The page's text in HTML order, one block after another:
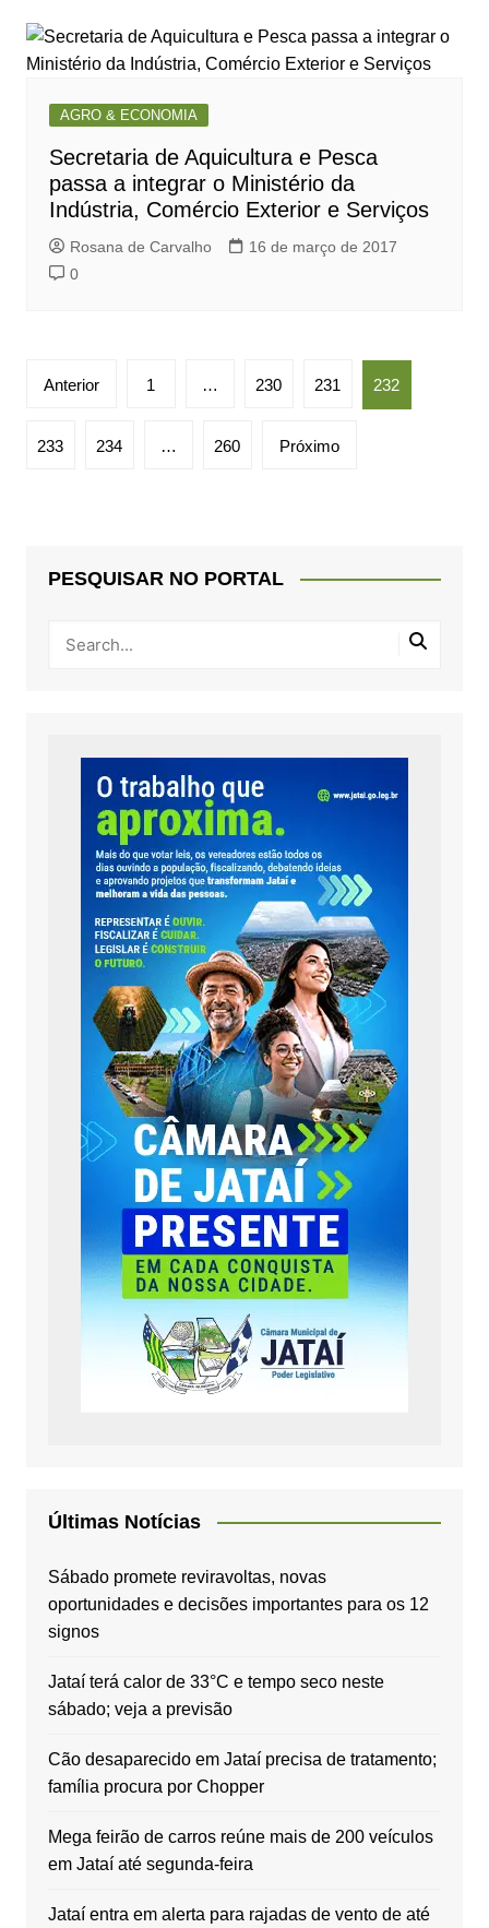
AGRO & ECONOMIA
Secretaria de Aquicultura e Pesca
passa a integrar o Ministério da
Indústria, Comércio Exterior e Serviços
Rosana de Carvalho
16 de março de 2017
0
Paginação
posts
Anterior 1 … 230 231 232
233 234 … 260 Próximo
PESQUISAR NO PORTAL
Últimas Notícias
Sábado promete reviravoltas, novas
oportunidades e decisões importantes para os 12
signos
Jataí terá calor de 33°C e tempo seco neste
sábado; veja a previsão
Cão desaparecido em Jataí precisa de tratamento;
família procura por Chopper
Mega feirão de carros reúne mais de 200 veículos
em Jataí até segunda-feira
Jataí entra em alerta para rajadas de vento de até